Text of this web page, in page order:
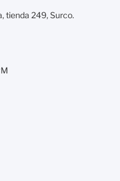
tienda 249, Surco.